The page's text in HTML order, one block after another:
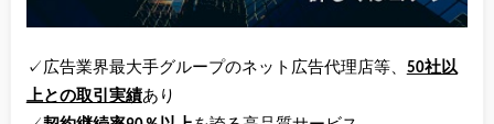
✓広告業界最大手グループのネット広告代理店等、 50社以
上との取引実績あり